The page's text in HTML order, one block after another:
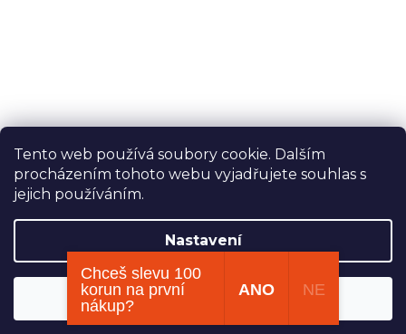
Tento web používá soubory cookie. Dalším
procházením tohoto webu vyjadřujete souhlas s
jejich používáním.
Nastavení
Souhlasím
Sledovat na Instagramu
Vytvořil Shoptet
Copyright 2026Dobrý tabák . Všechna práva vyhrazena.
Chceš slevu 100
korun na první
nákup?
ANO NE